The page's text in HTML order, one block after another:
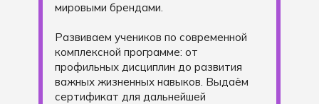
мировыми брендами.
Развиваем учеников по современной
комплексной программе: от
профильных дисциплин до развития
важных жизненных навыков. Выдаём
сертификат для дальнейшей